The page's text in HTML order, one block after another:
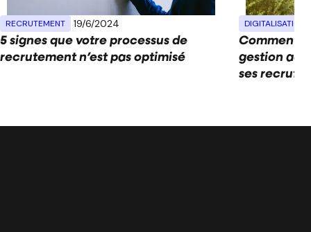
RECRUTEMENT 19/6/2024
5 signes que votre processus de
recrutement n’est pas optimisé
DIGITALISATION
Comment
gestion
ses